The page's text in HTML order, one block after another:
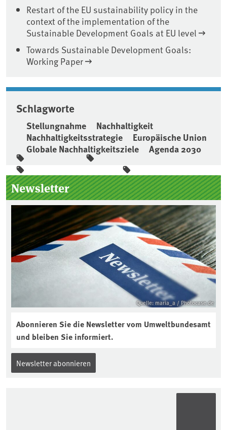
Restart of the EU sustainability policy in the
context of the implementation of the
Sustainable Development Goals at EU level
Towards Sustainable Development Goals:
Working Paper
Schlagworte
Stellungnahme
Nachhaltigkeit
Nachhaltigkeitsstrategie
Europäische Union
Globale Nachhaltigkeitsziele
Agenda 2030
Seitenleiste
Newsletter
Quelle: maria_a / Photocase.de
Abonnieren Sie die Newsletter vom Umweltbundesamt
und bleiben Sie informiert.
Newsletter abonnieren